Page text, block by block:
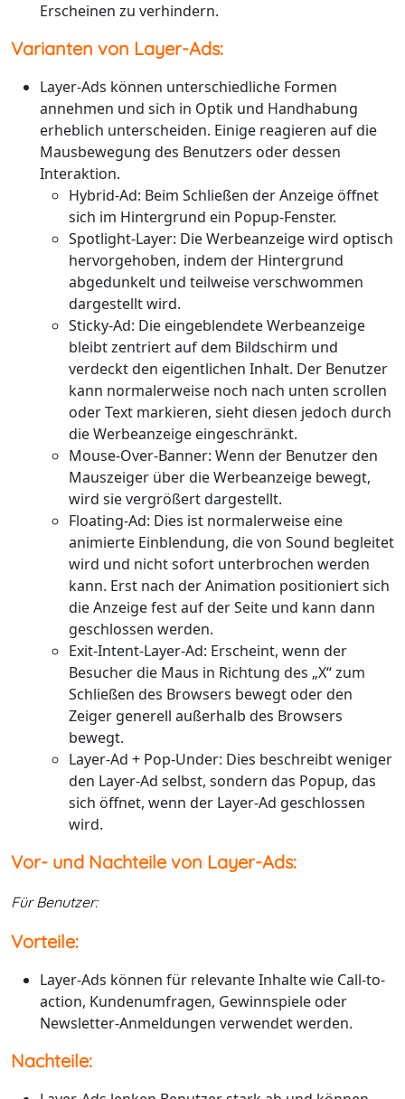
Erscheinen zu verhindern.
Varianten von Layer-Ads:
Layer-Ads können unterschiedliche Formen
annehmen und sich in Optik und Handhabung
erheblich unterscheiden. Einige reagieren auf die
Mausbewegung des Benutzers oder dessen
Interaktion.
Hybrid-Ad: Beim Schließen der Anzeige öffnet
sich im Hintergrund ein Popup-Fenster.
Spotlight-Layer: Die Werbeanzeige wird optisch
hervorgehoben, indem der Hintergrund
abgedunkelt und teilweise verschwommen
dargestellt wird.
Sticky-Ad: Die eingeblendete Werbeanzeige
bleibt zentriert auf dem Bildschirm und
verdeckt den eigentlichen Inhalt. Der Benutzer
kann normalerweise noch nach unten scrollen
oder Text markieren, sieht diesen jedoch durch
die Werbeanzeige eingeschränkt.
Mouse-Over-Banner: Wenn der Benutzer den
Mauszeiger über die Werbeanzeige bewegt,
wird sie vergrößert dargestellt.
Floating-Ad: Dies ist normalerweise eine
animierte Einblendung, die von Sound begleitet
wird und nicht sofort unterbrochen werden
kann. Erst nach der Animation positioniert sich
die Anzeige fest auf der Seite und kann dann
geschlossen werden.
Exit-Intent-Layer-Ad: Erscheint, wenn der
Besucher die Maus in Richtung des „X“ zum
Schließen des Browsers bewegt oder den
Zeiger generell außerhalb des Browsers
bewegt.
Layer-Ad + Pop-Under: Dies beschreibt weniger
den Layer-Ad selbst, sondern das Popup, das
sich öffnet, wenn der Layer-Ad geschlossen
wird.
Vor- und Nachteile von Layer-Ads:
Für Benutzer:
Vorteile:
Layer-Ads können für relevante Inhalte wie Call-to-
action, Kundenumfragen, Gewinnspiele oder
Newsletter-Anmeldungen verwendet werden.
Nachteile: